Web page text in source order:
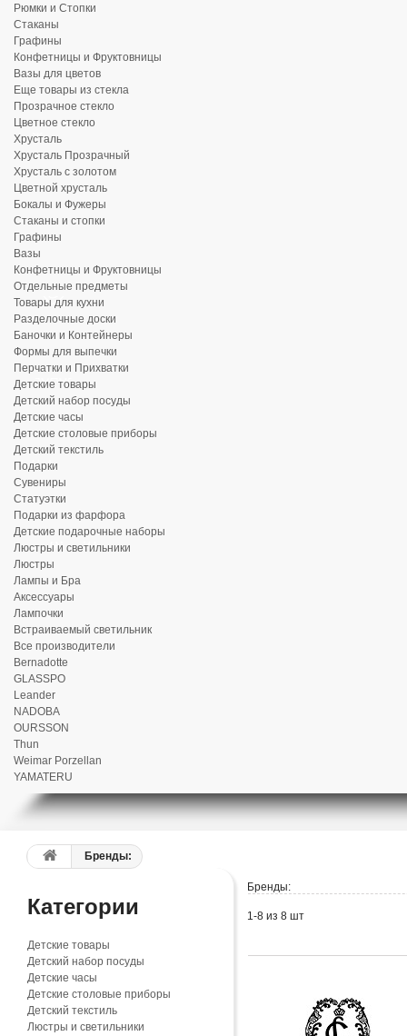
Рюмки и Стопки
Стаканы
Графины
Конфетницы и Фруктовницы
Вазы для цветов
Еще товары из стекла
Прозрачное стекло
Цветное стекло
Хрусталь
Хрусталь Прозрачный
Хрусталь с золотом
Цветной хрусталь
Бокалы и Фужеры
Стаканы и стопки
Графины
Вазы
Конфетницы и Фруктовницы
Отдельные предметы
Товары для кухни
Разделочные доски
Баночки и Контейнеры
Формы для выпечки
Перчатки и Прихватки
Детские товары
Детский набор посуды
Детские часы
Детские столовые приборы
Детский текстиль
Подарки
Сувениры
Статуэтки
Подарки из фарфора
Детские подарочные наборы
Люстры и светильники
Люстры
Лампы и Бра
Аксессуары
Лампочки
Встраиваемый светильник
Все производители
Bernadotte
GLASSPO
Leander
NADOBA
OURSSON
Thun
Weimar Porzellan
YAMATERU
Бренды:
Категории
Детские товары
Детский набор посуды
Детские часы
Детские столовые приборы
Детский текстиль
Люстры и светильники
Бренды:
1-8 из 8 шт